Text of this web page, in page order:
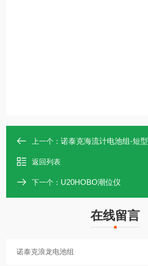
上一个： 诺泰克海流计电池组-短型
返回列表
下一个： U20HOBO潮位仪
在线留言